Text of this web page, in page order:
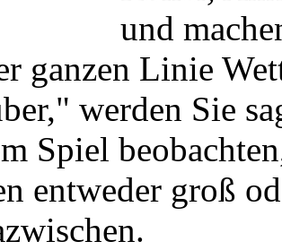
und
ganzen Linie
werden Sie
Spiel
entweder groß